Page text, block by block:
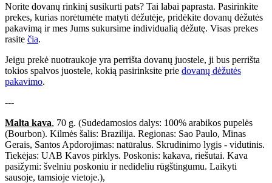
Norite dovanų rinkinį susikurti pats? Tai labai paprasta. Pasirinkite
prekes, kurias norėtumėte matyti dėžutėje, pridėkite dovanų dėžutės
pakavimą ir mes Jums sukursime individualią dėžutę. Visas prekes
rasite čia.
Jeigu prekė nuotraukoje yra perrišta dovanų juostele, ji bus perrišta
tokios spalvos juostele, kokią pasirinksite prie dovanų dėžutės
pakavimo.
---
Malta kava, 70 g. (Sudedamosios dalys: 100% arabikos pupelės
(Bourbon). Kilmės šalis: Brazilija. Regionas: Sao Paulo, Minas
Gerais, Santos Apdorojimas: natūralus. Skrudinimo lygis - vidutinis.
Tiekėjas: UAB Kavos pirklys. Poskonis: kakava, riešutai. Kava
pasižymi: švelniu poskoniu ir nedideliu rūgštingumu. Laikyti
sausoje, tamsioje vietoje.),